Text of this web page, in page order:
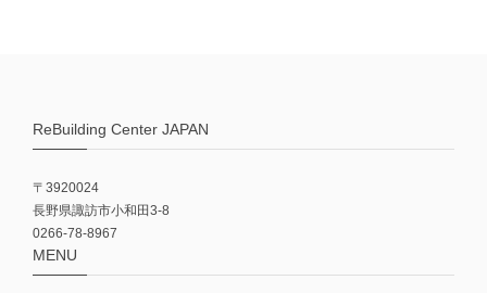
ReBuilding Center JAPAN
〒3920024
長野県諏訪市小和田3-8
0266-78-8967
MENU